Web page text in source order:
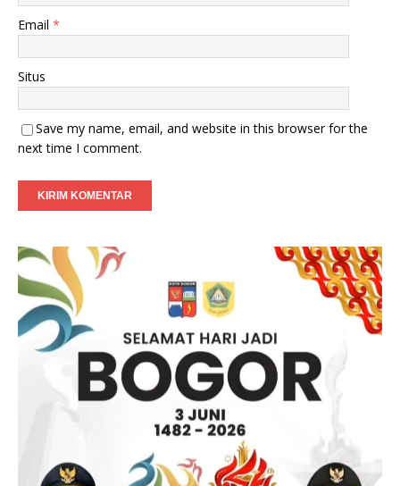
Email *
Situs
Save my name, email, and website in this browser for the
next time I comment.